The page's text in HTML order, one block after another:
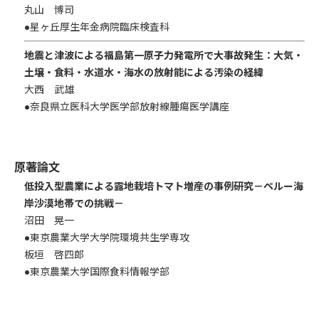
丸山 博司
●星ヶ丘厚生年金病院臨床検査科
地震と津波による福島第一原子力発電所で大事故発生： 大気・
土壌・食料・水道水・海水の放射能による汚染の経緯
大西 武雄
●奈良県立医科大学医学部放射線腫瘍医学講座
原著論文
低投入型農業による露地栽培トマト増産の事例研究－ペルー海
岸沙漠地帯での挑戦－
沼田 晃一
●東京農業大学大学院環境共生学専攻
板垣 啓四郎
●東京農業大学国際食料情報学部